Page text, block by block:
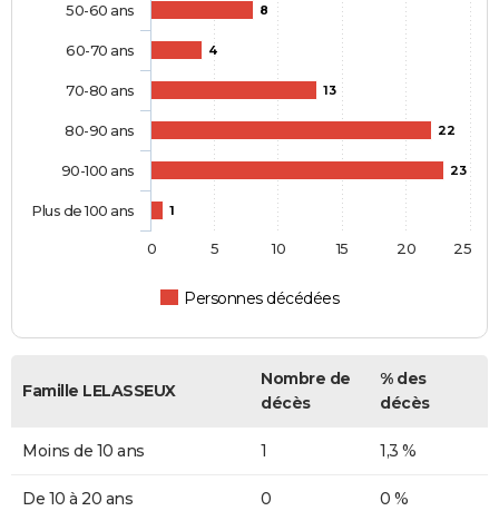
8
4
13
22
23
1
Personnes décédées
50-60 ans
60-70 ans
70-80 ans
80-90 ans
90-100 ans
Plus de 100 ans
0 5 10 15 20 25
Famille LELASSEUX
Nombre de
décès
% des
décès
Moins de 10 ans 1 1,3 %
De 10 à 20 ans 0 0 %